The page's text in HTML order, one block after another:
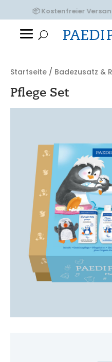
📦 Kostenfreier
Startseite / Badezusatz &
Pflege Set